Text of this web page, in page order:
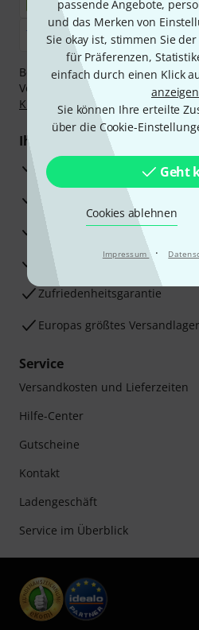
passende Angebote,
und das Merken von
Sie okay ist, stimmen Sie
für Präferenzen,
einfach durch einen Klick
anzeigen
Sie können Ihre erteilte
über die Cookie-
Geht
Cookies ablehnen
Impressum ·
Bezahlen Sie vertraulich und
Vorkasse, PayPal, Amazon Pay,
Klarna Ratenzahlungoder
Ihre Vorteile
3 Jahre Thomann Garantie
30 Tage Money-Back-Garantie
Reparaturservice
Beratung durch Fachexperten
Zufriedenheitsgarantie
Europas größtes Versandlager
Service
Versandkosten und Lieferzeiten
Hilfe-Center
Gutscheine
Kontakt
Ladengeschäft
Service im Überblick